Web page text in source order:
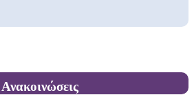
Ανακοινώσεις